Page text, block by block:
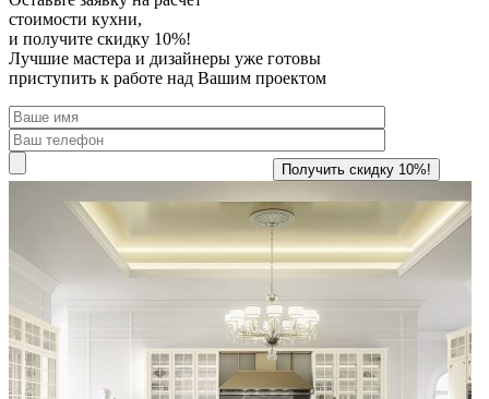
стоимости кухни,
и получите скидку 10%!
Лучшие мастера и дизайнеры уже готовы
приступить к работе над Вашим проектом